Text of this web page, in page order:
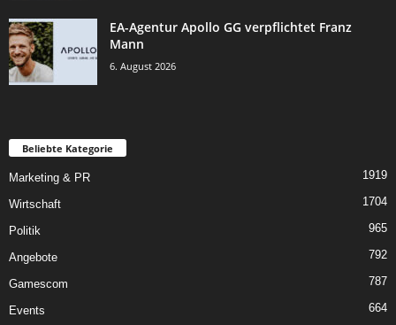
EA-Agentur Apollo GG verpflichtet Franz
Mann
6. August 2026
Beliebte Kategorie
Marketing & PR 1919
Wirtschaft 1704
Politik 965
Angebote 792
Gamescom 787
Events 664